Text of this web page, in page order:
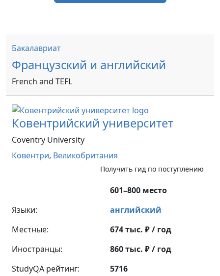
Бакалавриат
Французский и английский
French and TEFL
Ковентрийский университет
Coventry University
Ковентри, Великобритания
Получить гид по поступлению
601–800 место
Языки:
английский
Местные:
674 тыс. ₽ / год
Иностранцы:
860 тыс. ₽ / год
StudyQA рейтинг:
5716